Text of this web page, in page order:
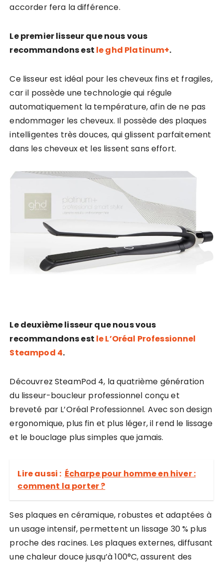
accorder fera la différence.
Le premier lisseur que nous vous
recommandons est le ghd Platinum+.
Ce lisseur est idéal pour les cheveux fins et fragiles,
car il possède une technologie qui régule
automatiquement la température, afin de ne pas
endommager les cheveux. Il possède des plaques
intelligentes très douces, qui glissent parfaitement
dans les cheveux et les lissent sans effort.
Le deuxième lisseur que nous vous
recommandons est le L’Oréal Professionnel
Steampod 4.
Découvrez SteamPod 4, la quatrième génération
du lisseur-boucleur professionnel conçu et
breveté par L’Oréal Professionnel. Avec son design
ergonomique, plus fin et plus léger, il rend le lissage
et le bouclage plus simples que jamais.
Lire aussi : Écharpe pour homme en hiver :
comment la porter ?
Ses plaques en céramique, robustes et adaptées à
un usage intensif, permettent un lissage 30 % plus
proche des racines. Les plaques externes, diffusant
une chaleur douce jusqu’à 100°C, assurent des